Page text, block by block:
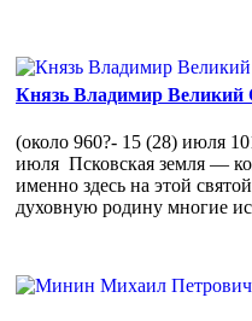
Князь Владимир Великий
(около 960?- 15 (28) июля
июля Псковская земля —
именно здесь на этой
духовную родину многие